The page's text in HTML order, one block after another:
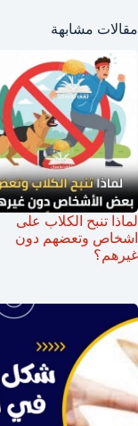
مقالات مشابهة
لماذا تنبح الكلاب على
اشخاص وتعضهم دون
غيرهم؟